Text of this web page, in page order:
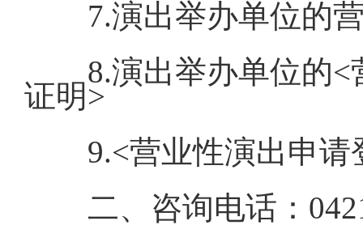
7.演出举办单位的
8.演出举办单位的
证明>
9.<营业性演出申
二、咨询电话：